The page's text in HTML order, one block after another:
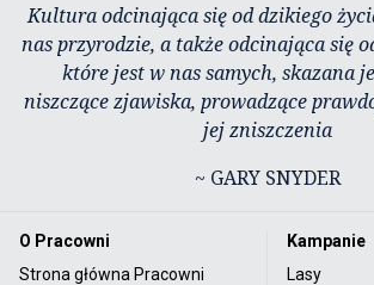
Kultura odcinająca się od dzikiego
nas przyrodzie, a także odcinająca się
które jest w nas samych, skazana
niszczące zjawiska, prowadzące
jej zniszczenia
~ GARY SNYDER
O Pracowni
Strona główna Pracowni
Kampanie
Lasy